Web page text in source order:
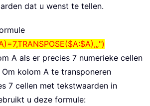
dat u wenst te tellen.
A als er precies 7 numerieke cellen
kolom A te transponeren
7 cellen met tekstwaarden in
u deze formule: